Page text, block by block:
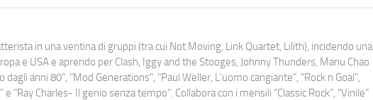
in una ventina di gruppi (tra cui Not Moving, Link Quartet, Lilith), incidendo una
e USA e aprendo per Clash, Iggy and the Stooges, Johnny Thunders, Manu Chao
anni 80", "Mod Generations", "Paul Weller, L’uomo cangiante", "Rock n Goal",
"Ray Charles- Il genio senza tempo". Collabora con i mensili “Classic Rock”, "Vinile"